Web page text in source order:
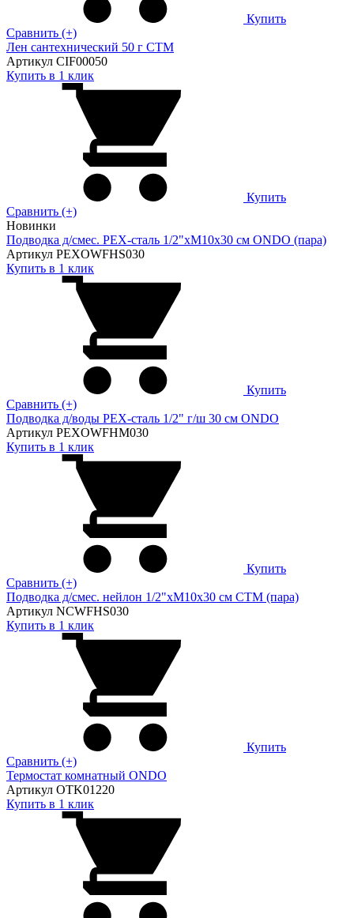
Купить
Сравнить (+)
Лен сантехнический 50 г СТМ
Артикул CIF00050
Купить в 1 клик
Купить
Сравнить (+)
Новинки
Подводка д/смес. PEX-сталь 1/2"xM10x30 см ONDO (пара)
Артикул PEXOWFHS030
Купить в 1 клик
Купить
Сравнить (+)
Подводка д/воды PEX-сталь 1/2" г/ш 30 cм ONDO
Артикул PEXOWFHM030
Купить в 1 клик
Купить
Сравнить (+)
Подводка д/смес. нейлон 1/2"xM10x30 см CTM (пара)
Артикул NCWFHS030
Купить в 1 клик
Купить
Сравнить (+)
Термостат комнатный ONDO
Артикул OTK01220
Купить в 1 клик